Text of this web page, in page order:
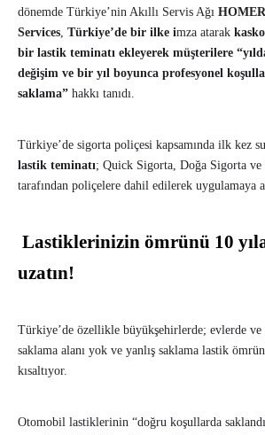
dönemde Türkiye’nin Akıllı Servis Ağı
Services, Türkiye’de bir ilke imza atarak
bir lastik teminatı ekleyerek müşterilere
değişim ve bir yıl boyunca profesyonel
saklama” hakkı tanıdı.
Türkiye’de sigorta poliçesi kapsamında ilk kez
lastik teminatı; Quick Sigorta, Doğa Sigorta ve
tarafından poliçelere dahil edilerek uygulamaya
Lastiklerinizin ömrünü 10
uzatın!
Türkiye’de özellikle büyükşehirlerde; evlerde ve
saklama alanı yok ve yanlış saklama lastik
kısaltıyor.
Otomobil lastiklerinin “doğru koşullarda